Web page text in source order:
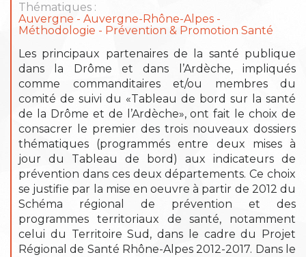
Thématiques :
Auvergne
Auvergne-Rhône-Alpes
Méthodologie
Prévention & Promotion Santé
Les principaux partenaires de la santé publique
dans la Drôme et dans l’Ardèche, impliqués
comme commanditaires et/ou membres du
comité de suivi du «Tableau de bord sur la santé
de la Drôme et de l’Ardèche», ont fait le choix de
consacrer le premier des trois nouveaux dossiers
thématiques (programmés entre deux mises à
jour du Tableau de bord) aux indicateurs de
prévention dans ces deux départements. Ce choix
se justifie par la mise en oeuvre à partir de 2012 du
Schéma régional de prévention et des
programmes territoriaux de santé, notamment
celui du Territoire Sud, dans le cadre du Projet
Régional de Santé Rhône-Alpes 2012-2017. Dans le